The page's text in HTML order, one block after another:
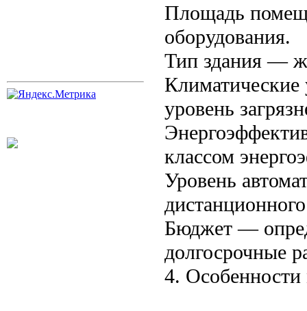
Площадь
оборудования.
Тип здания —
уровень
классом
Уровень
Бюджет —
долгосрочные
4.